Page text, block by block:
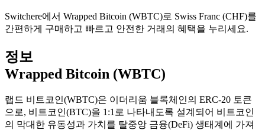
Switchere에서 Wrapped Bitcoin (WBTC)로 Swiss Franc (CHF)를
간편하게 구매하고 빠르고 안전한 거래의 혜택을 누리세요.
정보
Wrapped Bitcoin (WBTC)
랩드 비트코인(WBTC)은 이더리움 블록체인의 ERC-20 토큰
으로, 비트코인(BTC)을 1:1로 나타내도록 설계되어 비트코인
의 막대한 유동성과 가치를 탈중앙 금융(DeFi) 생태계에 가져